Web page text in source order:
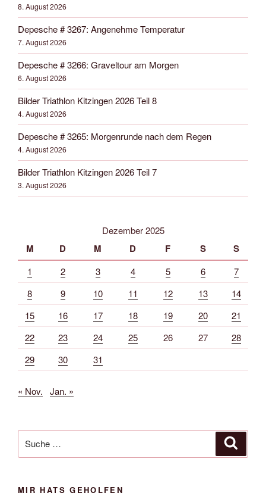
8. August 2026
Depesche # 3267: Angenehme Temperatur
7. August 2026
Depesche # 3266: Graveltour am Morgen
6. August 2026
Bilder Triathlon Kitzingen 2026 Teil 8
4. August 2026
Depesche # 3265: Morgenrunde nach dem Regen
4. August 2026
Bilder Triathlon Kitzingen 2026 Teil 7
3. August 2026
Dezember 2025
M D M D F S S
1 2 3 4 5 6
7
8
9 10 11 12 13
14
15
16 17 18 19 20
21
22
23 24 25 26 27
28
29
30 31
« Nov. Jan. »
nach:
MIR HATS GEHOLFEN